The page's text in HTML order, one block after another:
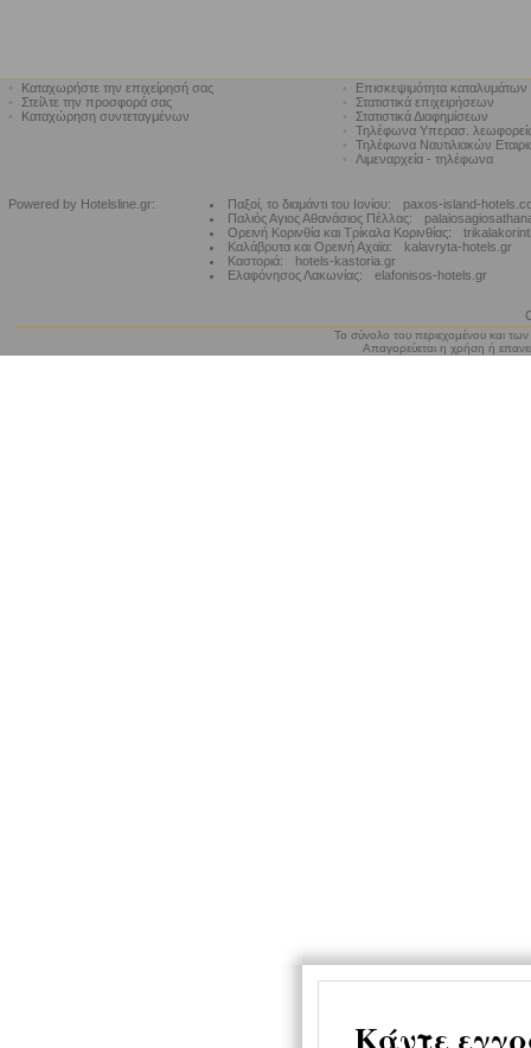
Καταχωρήστε την επιχείρησή σας
Στείλτε την προσφορά σας
Καταχώρηση συντεταγμένων
Επισκεψιμότητα καταλυμάτων
Στατιστικά επιχειρήσεων
Στατιστικά Διαφημίσεων
Τηλέφωνα Υπερασ.
Τηλέφωνα Ναυτιλιακών
Λιμεναρχεία - τηλέφωνα
Powered by Hotelsline.gr: Παξοί, το διαμάντι του Ιονίου:
paxos-island-
Παλιός Αγιος Αθανάσιος Πέλλας:
Ορεινή Κορινθία και Τρίκαλα Κορινθίας:
Καλάβρυτα και Ορεινή Αχαϊα:
kalavryta-hotels.gr
Καστοριά:
hotels-kastoria.gr
Ελαφόνησος Λακωνίας:
elafonisos-hotels.gr
Το σύνολο του περιεχομένου και
Απαγορεύεται η χρήση ή